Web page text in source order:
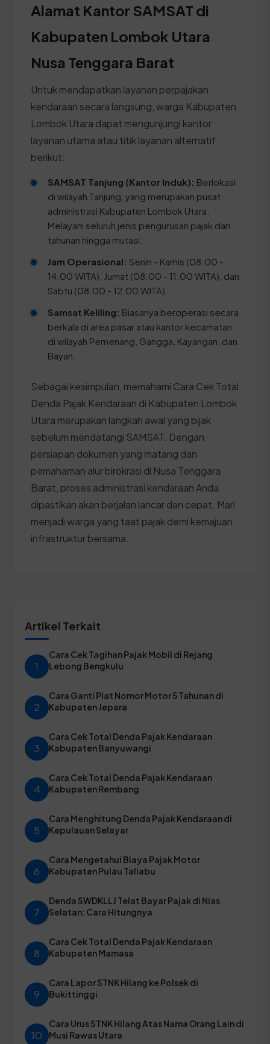
Alamat Kantor SAMSAT di
Kabupaten Lombok Utara
Nusa Tenggara Barat
Untuk mendapatkan layanan perpajakan
kendaraan secara langsung, warga Kabupaten
Lombok Utara dapat mengunjungi kantor
layanan utama atau titik layanan alternatif
berikut:
SAMSAT Tanjung (Kantor Induk): Berlokasi
di wilayah Tanjung, yang merupakan pusat
administrasi Kabupaten Lombok Utara.
Melayani seluruh jenis pengurusan pajak dari
tahunan hingga mutasi.
Jam Operasional: Senin - Kamis (08.00 -
14.00 WITA), Jumat (08.00 - 11.00 WITA), dan
Sabtu (08.00 - 12.00 WITA).
Samsat Keliling: Biasanya beroperasi secara
berkala di area pasar atau kantor kecamatan
di wilayah Pemenang, Gangga, Kayangan, dan
Bayan.
Sebagai kesimpulan, memahami Cara Cek Total
Denda Pajak Kendaraan di Kabupaten Lombok
Utara merupakan langkah awal yang bijak
sebelum mendatangi SAMSAT. Dengan
persiapan dokumen yang matang dan
pemahaman alur birokrasi di Nusa Tenggara
Barat, proses administrasi kendaraan Anda
dipastikan akan berjalan lancar dan cepat. Mari
menjadi warga yang taat pajak demi kemajuan
infrastruktur bersama.
Artikel Terkait
1
Cara Cek Tagihan Pajak Mobil di Rejang
Lebong Bengkulu
2
Cara Ganti Plat Nomor Motor 5 Tahunan di
Kabupaten Jepara
3
Cara Cek Total Denda Pajak Kendaraan
Kabupaten Banyuwangi
4
Cara Cek Total Denda Pajak Kendaraan
Kabupaten Rembang
5
Cara Menghitung Denda Pajak Kendaraan di
Kepulauan Selayar
6
Cara Mengetahui Biaya Pajak Motor
Kabupaten Pulau Taliabu
7
Denda SWDKLLJ Telat Bayar Pajak di Nias
Selatan: Cara Hitungnya
8
Cara Cek Total Denda Pajak Kendaraan
Kabupaten Mamasa
9
Cara Lapor STNK Hilang ke Polsek di
Bukittinggi
10
Cara Urus STNK Hilang Atas Nama Orang Lain di
Musi Rawas Utara